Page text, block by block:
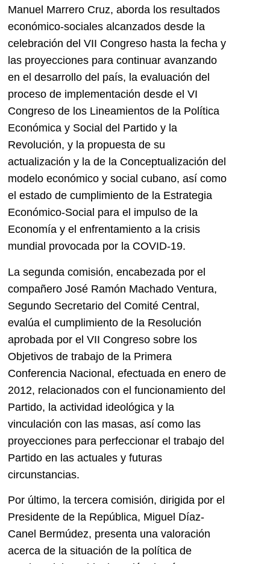
Manuel Marrero Cruz, aborda los resultados
económico-sociales alcanzados desde la
celebración del VII Congreso hasta la fecha y
las proyecciones para continuar avanzando
en el desarrollo del país, la evaluación del
proceso de implementación desde el VI
Congreso de los Lineamientos de la Política
Económica y Social del Partido y la
Revolución, y la propuesta de su
actualización y la de la Conceptualización del
modelo económico y social cubano, así como
el estado de cumplimiento de la Estrategia
Económico-Social para el impulso de la
Economía y el enfrentamiento a la crisis
mundial provocada por la COVID-19.
La segunda comisión, encabezada por el
compañero José Ramón Machado Ventura,
Segundo Secretario del Comité Central,
evalúa el cumplimiento de la Resolución
aprobada por el VII Congreso sobre los
Objetivos de trabajo de la Primera
Conferencia Nacional, efectuada en enero de
2012, relacionados con el funcionamiento del
Partido, la actividad ideológica y la
vinculación con las masas, así como las
proyecciones para perfeccionar el trabajo del
Partido en las actuales y futuras
circunstancias.
Por último, la tercera comisión, dirigida por el
Presidente de la República, Miguel Díaz-
Canel Bermúdez, presenta una valoración
acerca de la situación de la política de